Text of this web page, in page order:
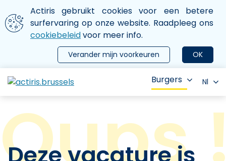
Aller au contenu principal
We gebruiken cookies
Actiris gebruikt cookies voor een betere
surfervaring op onze website. Raadpleeg ons
cookiebeleidvoor meer info.
OK
Verander mijn voorkeuren
le menu
Burgers Nl